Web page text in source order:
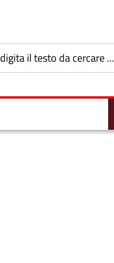
digita il testo da cercare ...